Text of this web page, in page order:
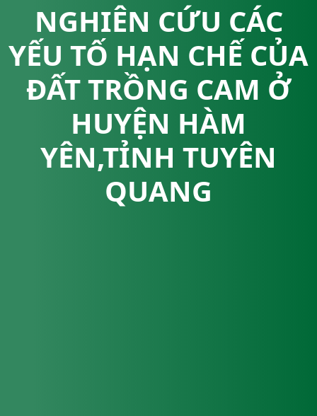
NGHIÊN CỨU CÁC
YẾU TỐ HẠN CHẾ CỦA
ĐẤT TRỒNG CAM Ở
HUYỆN HÀM
YÊN,TỈNH TUYÊN
QUANG